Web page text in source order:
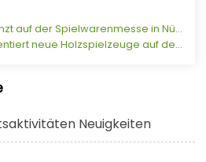
Forestoy glänzt auf der Spielwarenmesse in Nürnberg mit nachhaltigen Holzinnovationen.
Forestoy präsentiert neue Holzspielzeuge auf der Spielwarenmesse in Nürnberg
Neuigkeiten